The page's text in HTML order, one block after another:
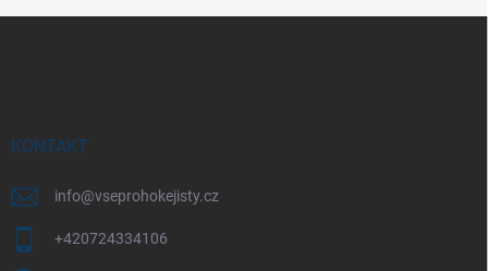
KONTAKT
info@vseprohokejisty.cz
+420724334106